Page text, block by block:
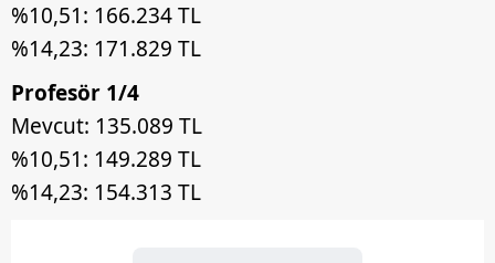
%10,51: 166.234 TL
%14,23: 171.829 TL
Profesör 1/4
Mevcut: 135.089 TL
%10,51: 149.289 TL
%14,23: 154.313 TL